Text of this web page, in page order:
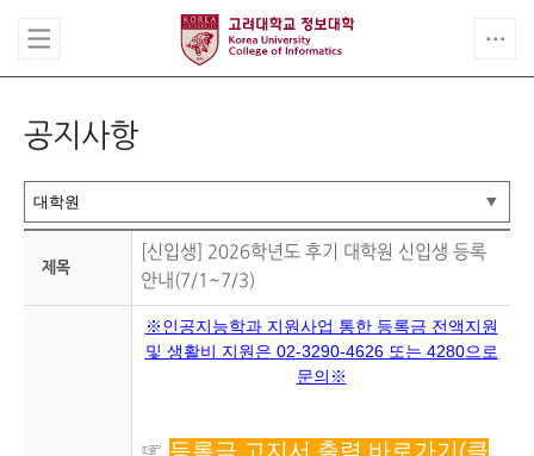
공지사항
제목
[신입생] 2026학년도 후기 대학원 신입생 등록
안내(7/1~7/3)
※인공지능학과 지원사업 통한 등록금 전액지원
및 생활비 지원은 02-3290-4626 또는 4280으로
문의※
☞ 등록금 고지서 출력 바로가기(클